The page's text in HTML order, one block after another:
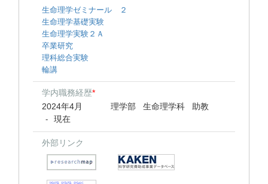
生命理学ゼミナール ２
生命理学基礎実験
生命理学実験２Ａ
卒業研究
理科総合実験
輪講
学内職務経歴*
2024年4月
- 現在
理学部 生命理学科 助教
外部リンク